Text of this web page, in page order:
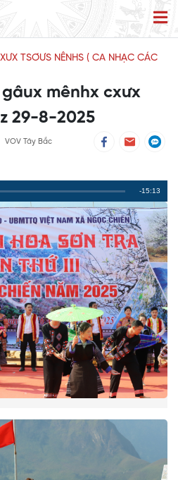
TSƠƯS NÊNHS ( CA NHẠC CÁC
gâux mênhx cxưx
29-8-2025
VOV Tây Bắc
Remaining
Time
-15:13